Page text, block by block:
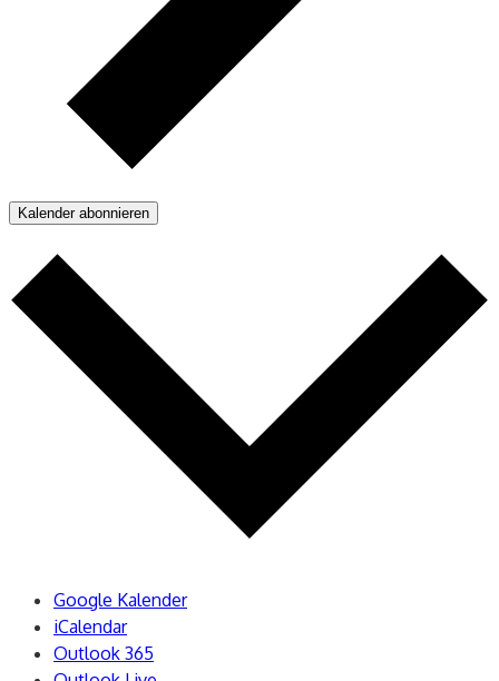
Kalender abonnieren
Google Kalender
iCalendar
Outlook 365